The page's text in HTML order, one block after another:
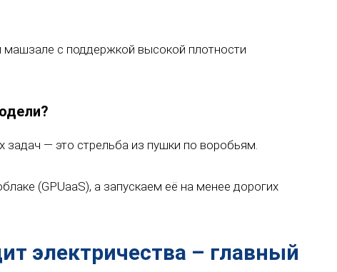
с поддержкой высокой плотности
— это стрельба из пушки по воробьям.
(GPUaaS), а запускаем её на менее дорогих
электричества – главный